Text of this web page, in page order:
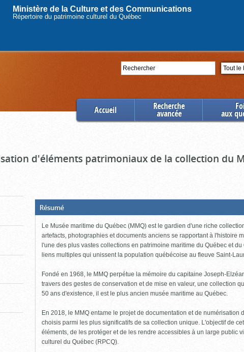
Ministère de la Culture et des Communications
Répertoire du patrimoine culturel du Québec
Rechercher Section
Accueil Recherche
avancée aux
d'éléments patrimoniaux de la collection du
Résumé(Boite
ouverte,
cliquer
pour
fermer)
Le Musée maritime du Québec (MMQ) est le gardien d'une riche
artefacts, photographies et documents anciens se rapportant à l'histoire
l'une des plus vastes collections en patrimoine maritime du Québec et
liens multiples qui unissent la population québécoise au fleuve Saint-
Fondé en 1968, le MMQ perpétue la mémoire du capitaine Joseph-
travers des gestes de conservation et de mise en valeur, une collection
50 ans d'existence, il est le plus ancien musée maritime au Québec.
En 2018, le MMQ entame le projet de documentation et de numérisation
choisis parmi les plus significatifs de sa collection unique. L'objectif de
éléments, de les protéger et de les rendre accessibles à un large public
culturel du Québec (RPCQ).